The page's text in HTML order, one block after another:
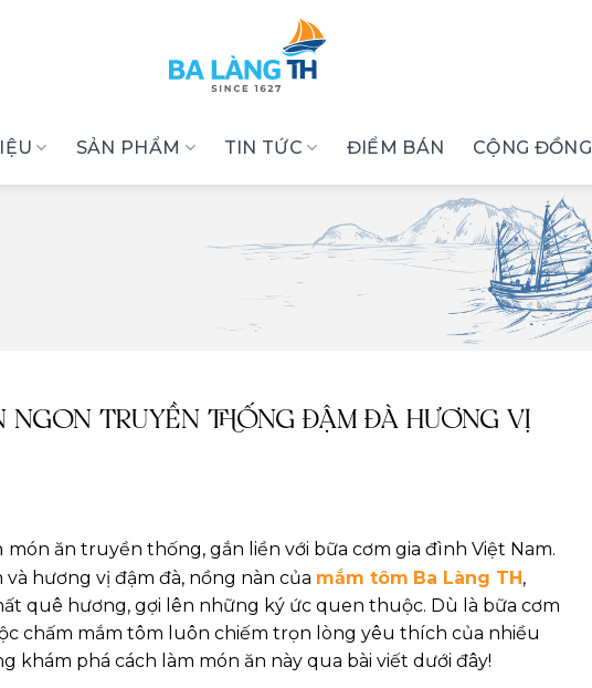
SẢN PHẨM TIN TỨC ĐIỂM BÁN CỘNG ĐỒNG
NGON TRUYỀN THỐNG ĐẬM ĐÀ HƯƠNG VỊ
món ăn truyền thống, gắn liền với bữa cơm gia đình Việt Nam.
hương vị đậm đà, nồng nàn của mắm tôm Ba Làng TH,
quê hương, gợi lên những ký ức quen thuộc. Dù là bữa cơm
chấm mắm tôm luôn chiếm trọn lòng yêu thích của nhiều
khám phá cách làm món ăn này qua bài viết dưới đây!